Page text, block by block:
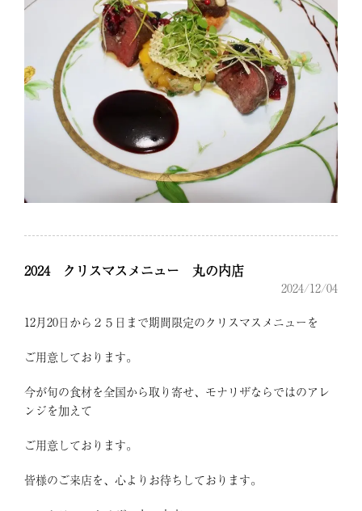
2024 クリスマスメニュー 丸の内店
2024/12/04
12月20日から２５日まで期間限定のクリスマスメニューを
ご用意しております。
今が旬の食材を全国から取り寄せ、モナリザならではのアレ
ンジを加えて
ご用意しております。
皆様のご来店を、心よりお待ちしております。